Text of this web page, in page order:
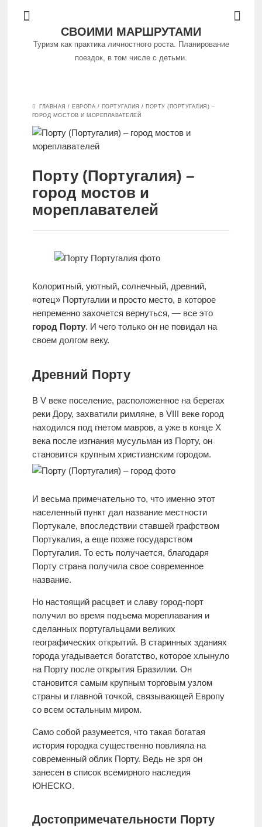
СВОИМИ МАРШРУТАМИ
Туризм как практика личностного роста. Планирование
поездок, в том числе с детьми.
путешествий
Куда
Путешествуем
самостоятельно
Особенности
Европа
ГЛАВНАЯ / ЕВРОПА / ПОРТУГАЛИЯ / ПОРТУ (ПОРТУГАЛИЯ) –
ГОРОД МОСТОВ И МОРЕПЛАВАТЕЛЕЙ
Порту (Португалия) –
город мостов и
мореплавателей
Колоритный, уютный, солнечный, древний,
«отец» Португалии и просто место, в которое
непременно захочется вернуться, — все это
город Порту. И чего только он не повидал на
своем долгом веку.
Древний Порту
В V веке поселение, расположенное на берегах
реки Дору, захватили римляне, в VIII веке город
находился под гнетом мавров, а уже в конце X
века после изгнания мусульман из Порту, он
становится крупным христианским городом.
И весьма примечательно то, что именно этот
населенный пункт дал название местности
Портукале, впоследствии ставшей графством
Портукалия, а еще позже государством
Португалия. То есть получается, благодаря
Порту страна получила свое современное
название.
Но настоящий расцвет и славу город-порт
получил во время подъема мореплавания и
сделанных португальцами великих
географических открытий. В старинных зданиях
города угадывается богатство, которое хлынуло
на Порту после открытия Бразилии. Он
становится самым крупным торговым узлом
страны и главной точкой, связывающей Европу
со всем остальным миром.
Само собой разумеется, что такая богатая
история городка существенно повлияла на
современный облик Порту. Ведь не зря он
занесен в список всемирного наследия
ЮНЕСКО.
Достопримечательности Порту